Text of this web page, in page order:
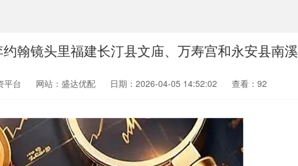
翰镜头里福建长汀县文庙、万寿宫和永安县南溪
平台 网站：盛达优配 日期：2026-04-05 14:52:02 查看：92